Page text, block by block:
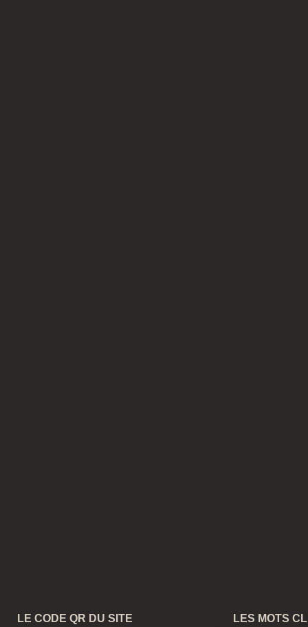
LE CODE QR DU SITE LES MOTS